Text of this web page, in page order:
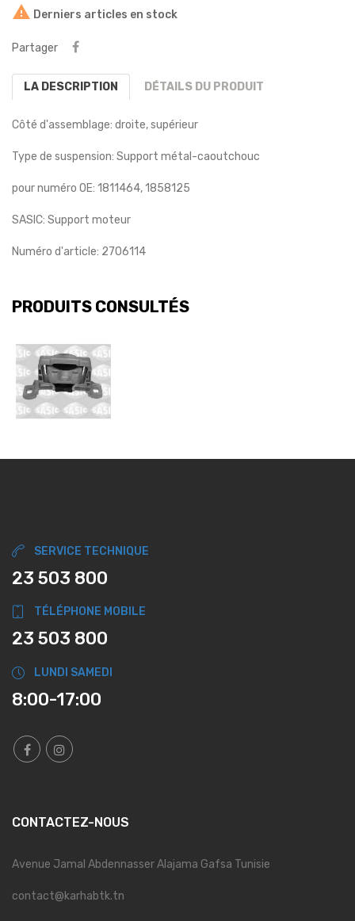
 Derniers articles en stock
Partager
LA DESCRIPTION DÉTAILS DU PRODUIT
Côté d'assemblage: droite, supérieur
Type de suspension: Support métal-caoutchouc
pour numéro OE: 1811464, 1858125
SASIC: Support moteur
Numéro d'article: 2706114
PRODUITS CONSULTÉS
SERVICE TECHNIQUE
23 503 800
TÉLÉPHONE MOBILE
23 503 800
LUNDI SAMEDI
8:00-17:00
CONTACTEZ-NOUS
Avenue Jamal Abdennasser Alajama Gafsa Tunisie
contact@karhabtk.tn